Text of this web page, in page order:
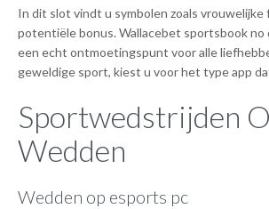
In dit slot vindt u symbolen zoals vrouwelijke
potentiële bonus. Wallacebet sportsbook no
een echt ontmoetingspunt voor alle
geweldige sport, kiest u voor het type app
Sportwedstrijden
Wedden
Wedden op esports pc